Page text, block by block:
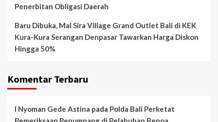
Penerbitan Obligasi Daerah
Baru Dibuka, Mal Sira Village Grand Outlet Bali di KEK
Kura-Kura Serangan Denpasar Tawarkan Harga Diskon
Hingga 50%
Komentar Terbaru
I Nyoman Gede Astina pada Polda Bali Perketat